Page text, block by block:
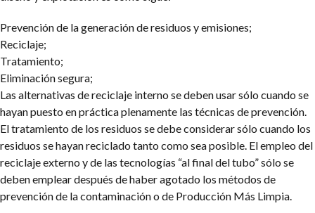
Prevención de la generación de residuos y emisiones;
Reciclaje;
Tratamiento;
Eliminación segura;
Las alternativas de reciclaje interno se deben usar sólo cuando se
hayan puesto en práctica plenamente las técnicas de prevención.
El tratamiento de los residuos se debe considerar sólo cuando los
residuos se hayan reciclado tanto como sea posible. El empleo del
reciclaje externo y de las tecnologías “al final del tubo” sólo se
deben emplear después de haber agotado los métodos de
prevención de la contaminación o de Producción Más Limpia.